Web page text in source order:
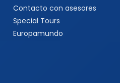
Marcas y buscador